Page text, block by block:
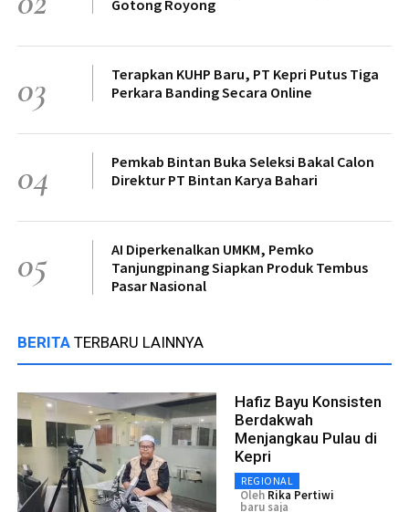
Gotong Royong
03
Terapkan KUHP Baru, PT Kepri Putus Tiga
Perkara Banding Secara Online
04
Pemkab Bintan Buka Seleksi Bakal Calon
Direktur PT Bintan Karya Bahari
05
AI Diperkenalkan UMKM, Pemko
Tanjungpinang Siapkan Produk Tembus
Pasar Nasional
BERITA TERBARU LAINNYA
Hafiz Bayu Konsisten
Berdakwah
Menjangkau Pulau di
Kepri
REGIONAL
Oleh Rika Pertiwi
baru saja